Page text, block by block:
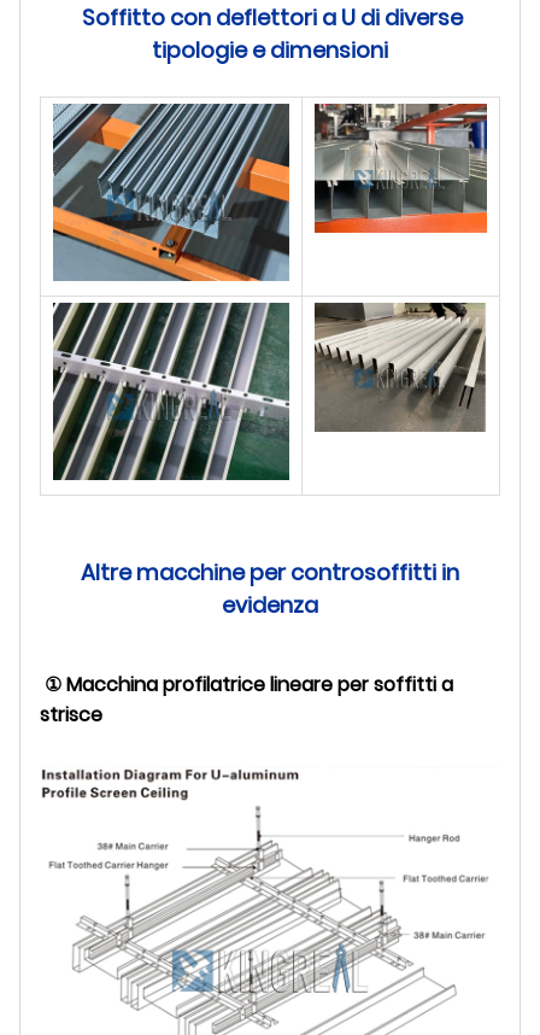
Soffitto con deflettori a U di diverse
tipologie e dimensioni
Altre macchine per controsoffitti in
evidenza
① Macchina profilatrice lineare per soffitti a
strisce